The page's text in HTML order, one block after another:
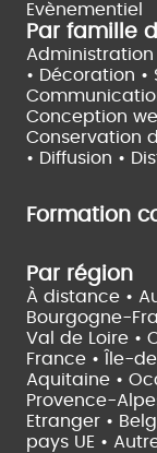
Evènementiel
Par famille
Administration
• Décoration •
Conception
Conservation
• Diffusion •
Formation
Par région
À distance •
Bourgogne-
Val de Loire •
France •
Île-
Aquitaine •
Provence-
Etranger •
pays UE •